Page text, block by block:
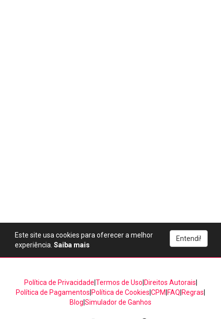
Este site usa cookies para oferecer a melhor
experiência. Saiba mais
Entendi!
Política de Privacidade Termos de Uso Direitos Autorais
Política de Pagamentos Política de Cookies CPM FAQ Regras
Blog Simulador de Ganhos